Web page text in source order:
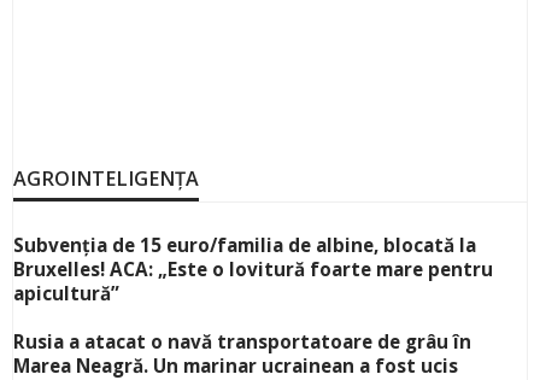
AGROINTELIGENȚA
Subvenția de 15 euro/familia de albine, blocată la
Bruxelles! ACA: „Este o lovitură foarte mare pentru
apicultură”
Rusia a atacat o navă transportatoare de grâu în
Marea Neagră. Un marinar ucrainean a fost ucis